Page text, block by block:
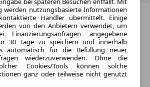
werden nutzungsbasierte Informationen
Händler übermittelt. Einige
von den Anbietern verwendet, um
angegebene
30 Tage zu speichern und innerhalb
automatisch für die Befüllung neuer
wiederzuverwenden. Ohne die
Cookies/Tools können solche
ganz oder teilweise nicht genutzt